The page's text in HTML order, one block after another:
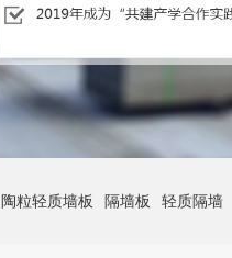
陶粒轻质墙板 隔墙板 轻质隔墙